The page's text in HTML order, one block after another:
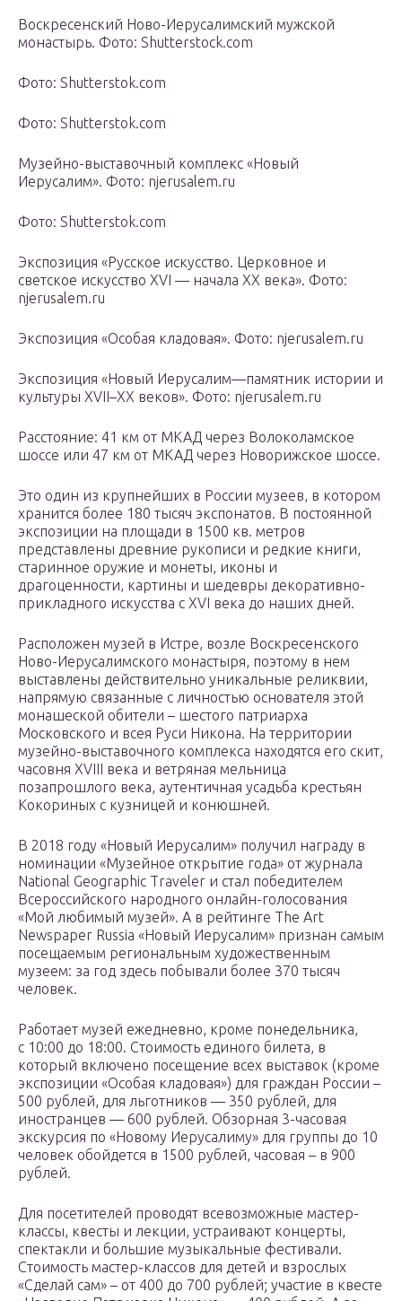
Воскресенский Ново-Иерусалимский мужской
монастырь. Фото: Shutterstock.com
Фото: Shutterstok.com
Фото: Shutterstok.com
Музейно-выставочный комплекс «Новый
Иерусалим». Фото: njerusalem.ru
Фото: Shutterstok.com
Экспозиция «Русское искусство. Церковное и
светское искусство XVI — начала XX века». Фото:
njerusalem.ru
Экспозиция «Особая кладовая». Фото: njerusalem.ru
Экспозиция «Новый Иерусалим—памятник истории и
культуры XVII–XX веков». Фото: njerusalem.ru
Расстояние: 41 км от МКАД через Волоколамское
шоссе или 47 км от МКАД через Новорижское шоссе.
Это один из крупнейших в России музеев, в котором
хранится более 180 тысяч экспонатов. В постоянной
экспозиции на площади в 1500 кв. метров
представлены древние рукописи и редкие книги,
старинное оружие и монеты, иконы и
драгоценности, картины и шедевры декоративно-
прикладного искусства с ХVI века до наших дней.
Расположен музей в Истре, возле Воскресенского
Ново-Иерусалимского монастыря, поэтому в нем
выставлены действительно уникальные реликвии,
напрямую связанные с личностью основателя этой
монашеской обители – шестого патриарха
Московского и всея Руси Никона. На территории
музейно-выставочного комплекса находятся его скит,
часовня ХVIII века и ветряная мельница
позапрошлого века, аутентичная усадьба крестьян
Кокориных с кузницей и конюшней.
В 2018 году «Новый Иерусалим» получил награду в
номинации «Музейное открытие года» от журнала
National Geographic Traveler и стал победителем
Всероссийского народного онлайн-голосования
«Мой любимый музей». А в рейтинге The Art
Newspaper Russia «Новый Иерусалим» признан самым
посещаемым региональным художественным
музеем: за год здесь побывали более 370 тысяч
человек.
Работает музей ежедневно, кроме понедельника,
с 10:00 до 18:00. Стоимость единого билета, в
который включено посещение всех выставок (кроме
экспозиции «Особая кладовая») для граждан России –
500 рублей, для льготников — 350 рублей, для
иностранцев — 600 рублей. Обзорная 3-часовая
экскурсия по «Новому Иерусалиму» для группы до 10
человек обойдется в 1500 рублей, часовая – в 900
рублей.
Для посетителей проводят всевозможные мастер-
классы, квесты и лекции, устраивают концерты,
спектакли и большие музыкальные фестивали.
Стоимость мастер-классов для детей и взрослых
«Сделай сам» – от 400 до 700 рублей; участие в квесте